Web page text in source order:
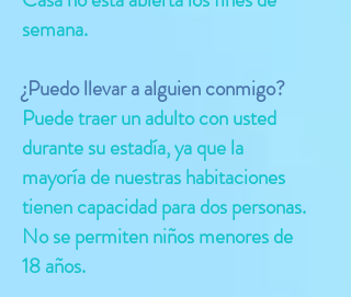
semana.
¿Puedo llevar a alguien conmigo?
Puede traer un adulto con usted
durante su estadía, ya que la
mayoría de nuestras habitaciones
tienen capacidad para dos personas.
No se permiten niños menores de
18 años.